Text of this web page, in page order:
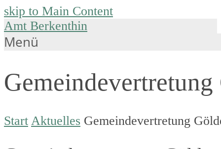
skip to Main Content
Amt Berkenthin
Menü
Start Aktuelles Gemeindevertretung